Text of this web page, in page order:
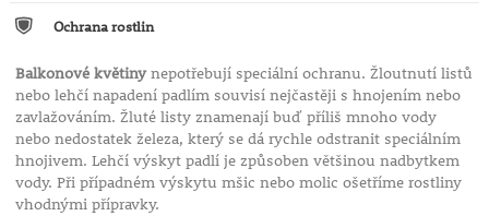
Ochrana rostlin
Balkonové květinynepotřebují speciální ochranu. Žloutnutí listů
nebo lehčí napadení padlím souvisí nejčastěji s hnojením nebo
zavlažováním. Žluté listy znamenají buď příliš mnoho vody
nebo nedostatek železa, který se dá rychle odstranit speciálním
hnojivem. Lehčí výskyt padlí je způsoben většinou nadbytkem
vody. Při případném výskytu mšic nebo molic ošetříme rostliny
vhodnými přípravky.